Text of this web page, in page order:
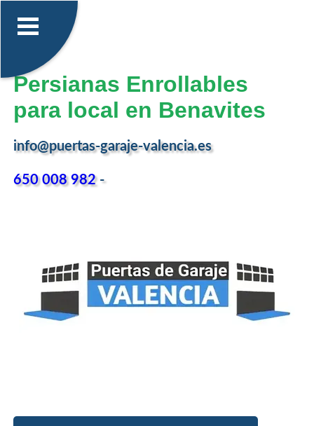
Persianas Enrollables
para local en Benavites
info@puertas-garaje-valencia.es
650 008 982-